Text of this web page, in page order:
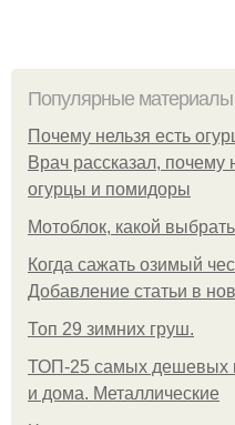
Популярные материалы
Почему нельзя есть
Врач рассказал, почему
огурцы и помидоры
Мотоблок, какой
Когда сажать озимый
Добавление статьи в
Топ 29 зимних груш.
ТОП-25 самых дешевых
и дома. Металлические